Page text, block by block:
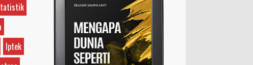
Apa yang Disebut Badan Golgi?
Ilustrasi/utakatikotak.com Badan Golgi
(disebut pula aparatus Golgi, kompleks
Golgi, atau diktiosom) adalah organel
yang dikaitkan denga...
Iptek